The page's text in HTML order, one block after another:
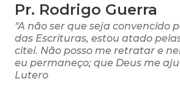
Pr. Rodrigo Guerra
"A não ser que seja convencido
das Escrituras, estou atado
citei. Não posso me retratar e
eu permaneço; que Deus me
Lutero